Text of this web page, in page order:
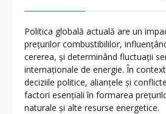
Politica globală actuală are un
prețurilor combustibililor,
cererea, și determinând fluctuații
internaționale de energie. În
deciziile politice, alianțele și
factori esențiali în formarea
naturale și alte resurse energetice.